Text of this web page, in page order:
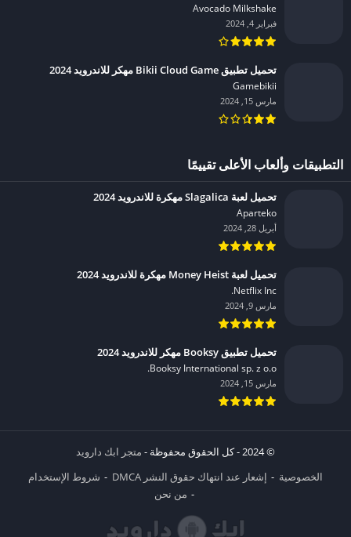
Avocado Milkshake‏
فبراير 4, 2024
تحميل تطبيق Bikii Cloud Game مهكر للاندرويد 2024
Gamebikii‏
مارس 15, 2024
التطبيقات وألعاب الأعلى تقييمًا
تحميل لعبة Slagalica مهكرة للاندرويد 2024
Aparteko‏
أبريل 28, 2024
تحميل لعبة Money Heist مهكرة للاندرويد 2024
Netflix Inc.‏
مارس 9, 2024
تحميل تطبيق Booksy مهكر للاندرويد 2024
Booksy International sp. z o.o.‏
مارس 15, 2024
© 2024 - كل الحقوق محفوظة -
متجر ابك دارويد
الخصوصية
إشعار عند انتهاك حقوق النشر DMCA
شروط الإستخدام
من نحن